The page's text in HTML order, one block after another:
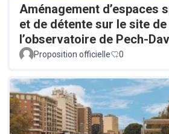
Aménagement d’espaces
et de détente sur le site de
l’observatoire de Pech-
Proposition officielle 0